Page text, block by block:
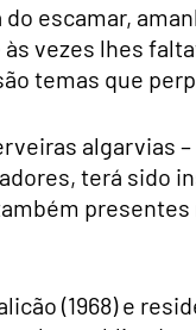
do escamar,
vezes lhes
temas que
algarvias
terá sido
(1968) e